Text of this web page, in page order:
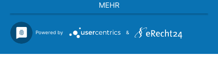
MEHR
Powered by &